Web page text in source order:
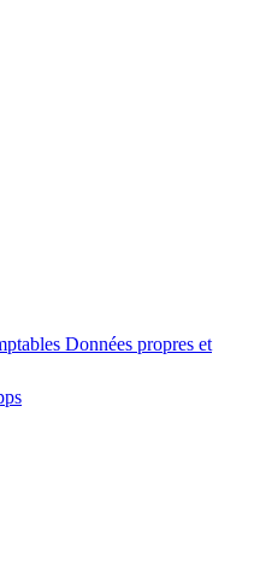
Données propres et